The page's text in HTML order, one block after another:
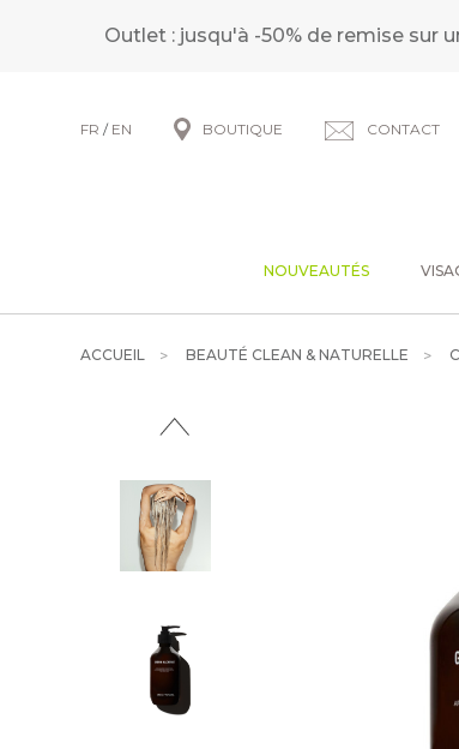
Outlet : jusqu'à -50% de remise sur
FR / EN BOUTIQUE CONTACT
NOUVEAUTÉS
ACCUEIL BEAUTÉ CLEAN & NATURELLE